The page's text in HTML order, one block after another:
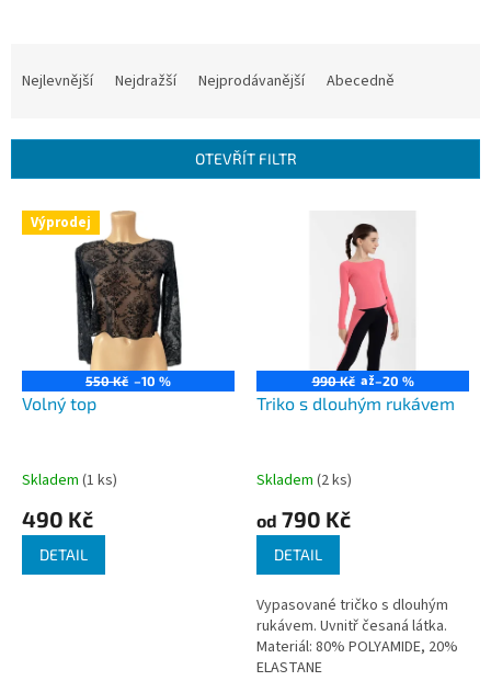
í
Nejlevnější Nejdražší Nejprodávanější Abecedně
OTEVŘÍT FILTR
V Výprodej
550 Kč –10 %
Volný top
Skladem (1 ks)
490 Kč
DETAIL
990 Kč až–20 %
Triko s dlouhým rukávem
Skladem (2 ks)
od 790 Kč
DETAIL
Vypasované tričko s dlouhým
rukávem. Uvnitř česaná látka.
Materiál: 80% POLYAMIDE, 20%
ELASTANE